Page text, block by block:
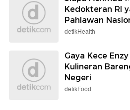
Kedokteran RI
Pahlawan
detikHealth
Gaya Kece
Kulineran
Negeri
detikFood